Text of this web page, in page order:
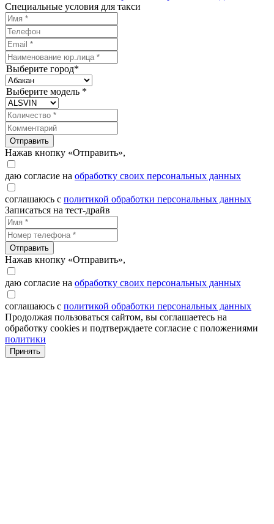
Специальные условия для такси
Выберите город*
Выберите модель *
Отправить
Нажав кнопку «Отправить»,
даю согласие на обработку своих персональных данных
соглашаюсь с политикой обработки персональных данных
Записаться на тест-драйв
Отправить
Нажав кнопку «Отправить»,
даю согласие на обработку своих персональных данных
соглашаюсь с политикой обработки персональных данных
Продолжая пользоваться сайтом, вы соглашаетесь на
обработку cookies и подтверждаете согласие с положениями
политики
Принять